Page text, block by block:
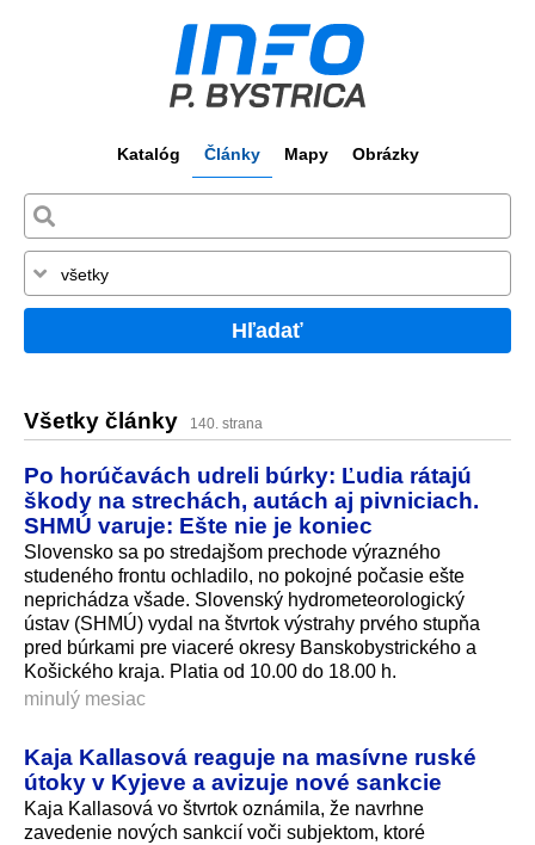
Katalóg Články Mapy Obrázky
Hľadať
Všetky články 140. strana
Po horúčavách udreli búrky: Ľudia rátajú
škody na strechách, autách aj pivniciach.
SHMÚ varuje: Ešte nie je koniec
Slovensko sa po stredajšom prechode výrazného
studeného frontu ochladilo, no pokojné počasie ešte
neprichádza všade. Slovenský hydrometeorologický
ústav (SHMÚ) vydal na štvrtok výstrahy prvého stupňa
pred búrkami pre viaceré okresy Banskobystrického a
Košického kraja. Platia od 10.00 do 18.00 h.
minulý mesiac
Kaja Kallasová reaguje na masívne ruské
útoky v Kyjeve a avizuje nové sankcie
Kaja Kallasová vo štvrtok oznámila, že navrhne
zavedenie nových sankcií voči subjektom, ktoré